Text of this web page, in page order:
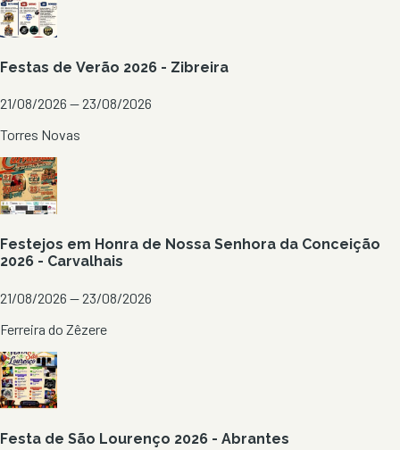
Festas de Verão 2026 - Zibreira
21/08/2026 — 23/08/2026
Torres Novas
Festejos em Honra de Nossa Senhora da Conceição
2026 - Carvalhais
21/08/2026 — 23/08/2026
Ferreira do Zêzere
Festa de São Lourenço 2026 - Abrantes